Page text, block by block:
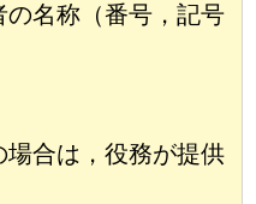
の名称（番号，記号
場合は，役務が提供